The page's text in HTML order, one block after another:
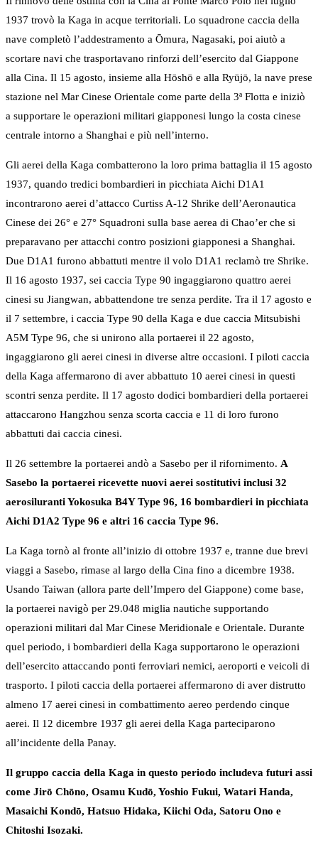
1937 trovò la Kaga in acque territoriali. Lo squadrone caccia della
nave completò l’addestramento a Ōmura, Nagasaki, poi aiutò a
scortare navi che trasportavano rinforzi dell’esercito dal Giappone
alla Cina. Il 15 agosto, insieme alla Hōshō e alla Ryūjō, la nave prese
stazione nel Mar Cinese Orientale come parte della 3ª Flotta e iniziò
a supportare le operazioni militari giapponesi lungo la costa cinese
centrale intorno a Shanghai e più nell’interno.
Gli aerei della Kaga combatterono la loro prima battaglia il 15 agosto
1937, quando tredici bombardieri in picchiata Aichi D1A1
incontrarono aerei d’attacco Curtiss A-12 Shrike dell’Aeronautica
Cinese dei 26° e 27° Squadroni sulla base aerea di Chao’er che si
preparavano per attacchi contro posizioni giapponesi a Shanghai.
Due D1A1 furono abbattuti mentre il volo D1A1 reclamò tre Shrike.
Il 16 agosto 1937, sei caccia Type 90 ingaggiarono quattro aerei
cinesi su Jiangwan, abbattendone tre senza perdite. Tra il 17 agosto e
il 7 settembre, i caccia Type 90 della Kaga e due caccia Mitsubishi
A5M Type 96, che si unirono alla portaerei il 22 agosto,
ingaggiarono gli aerei cinesi in diverse altre occasioni. I piloti caccia
della Kaga affermarono di aver abbattuto 10 aerei cinesi in questi
scontri senza perdite. Il 17 agosto dodici bombardieri della portaerei
attaccarono Hangzhou senza scorta caccia e 11 di loro furono
abbattuti dai caccia cinesi.
Il 26 settembre la portaerei andò a Sasebo per il rifornimento. A
Sasebo la portaerei ricevette nuovi aerei sostitutivi inclusi 32
aerosiluranti Yokosuka B4Y Type 96, 16 bombardieri in picchiata
Aichi D1A2 Type 96 e altri 16 caccia Type 96.
La Kaga tornò al fronte all’inizio di ottobre 1937 e, tranne due brevi
viaggi a Sasebo, rimase al largo della Cina fino a dicembre 1938.
Usando Taiwan (allora parte dell’Impero del Giappone) come base,
la portaerei navigò per 29.048 miglia nautiche supportando
operazioni militari dal Mar Cinese Meridionale e Orientale. Durante
quel periodo, i bombardieri della Kaga supportarono le operazioni
dell’esercito attaccando ponti ferroviari nemici, aeroporti e veicoli di
trasporto. I piloti caccia della portaerei affermarono di aver distrutto
almeno 17 aerei cinesi in combattimento aereo perdendo cinque
aerei. Il 12 dicembre 1937 gli aerei della Kaga parteciparono
all’incidente della Panay.
Il gruppo caccia della Kaga in questo periodo includeva futuri assi
come Jirō Chōno, Osamu Kudō, Yoshio Fukui, Watari Handa,
Masaichi Kondō, Hatsuo Hidaka, Kiichi Oda, Satoru Ono e
Chitoshi Isozaki.